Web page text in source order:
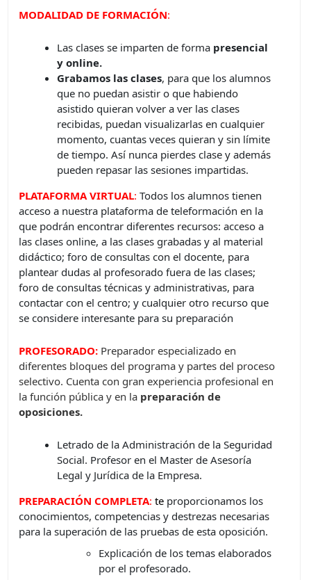
MODALIDAD DE FORMACIÓN:
Las clases se imparten de forma presencial
y online.
Grabamos las clases, para que los alumnos
que no puedan asistir o que habiendo
asistido quieran volver a ver las clases
recibidas, puedan visualizarlas en cualquier
momento, cuantas veces quieran y sin límite
de tiempo. Así nunca pierdes clase y además
pueden repasar las sesiones impartidas.
PLATAFORMA VIRTUAL:Todos los alumnos tienen
acceso a nuestra plataforma de teleformación en la
que podrán encontrar diferentes recursos: acceso a
las clases online, a las clases grabadas y al material
didáctico; foro de consultas con el docente, para
plantear dudas al profesorado fuera de las clases;
foro de consultas técnicas y administrativas, para
contactar con el centro; y cualquier otro recurso que
se considere interesante para su preparación
PROFESORADO: Preparador especializado en
diferentes bloques del programa y partes del proceso
selectivo. Cuenta con gran experiencia profesional en
la función pública y en la preparación de
oposiciones.
Letrado de la Administración de la Seguridad
Social. Profesor en el Master de Asesoría
Legal y Jurídica de la Empresa.
PREPARACIÓN COMPLETA:te proporcionamos los
conocimientos, competencias y destrezas necesarias
para la superación de las pruebas de esta oposición.
Explicación de los temas elaborados
por el profesorado.